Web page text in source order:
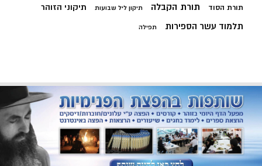
תורת הסוד תורת הקבלה תיקון ליל שבועות תיקוני הזוהר
תלמוד עשר הספירות תפילה